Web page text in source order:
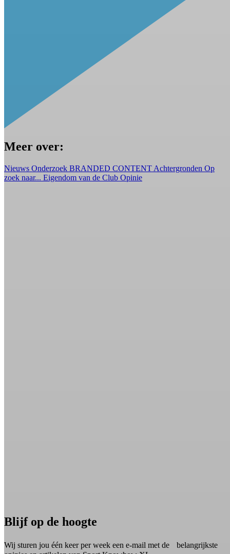
Meer over:
Nieuws Onderzoek BRANDED CONTENT Achtergronden Op
zoek naar... Eigendom van de Club Opinie
Blijf op de hoogte
Wij sturen jou één keer per week een e-mail met de belangrijkste